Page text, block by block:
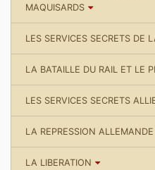
MAQUISARDS
LES SERVICES SECRETS DE
LA BATAILLE DU RAIL ET LE
LES SERVICES SECRETS
LA REPRESSION ALLEMANDE
LA LIBERATION